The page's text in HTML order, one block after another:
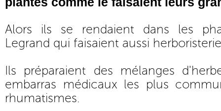
Alors ils se rendaient dans les
Legrand qui faisaient aussi
Ils préparaient des mélanges
embarras médicaux les plus
rhumatismes.